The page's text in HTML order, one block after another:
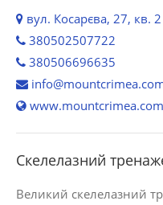
вул. Косарєва, 27, кв. 2
380502507722
380506696635
Скелелазний
Великий скелелазний